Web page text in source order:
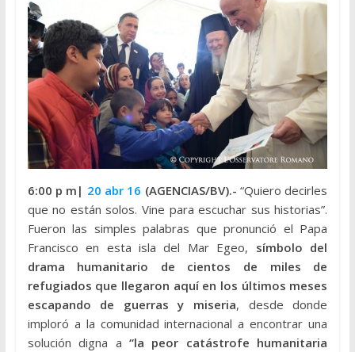
6:00 p m| 20 abr 16 (AGENCIAS/BV).- “Quiero decirles
que no están solos. Vine para escuchar sus historias”.
Fueron las simples palabras que pronunció el Papa
Francisco en esta isla del Mar Egeo, símbolo del
drama humanitario de cientos de miles de
refugiados que llegaron aquí en los últimos meses
escapando de guerras y miseria, desde donde
imploró a la comunidad internacional a encontrar una
solución digna a “la peor catástrofe humanitaria